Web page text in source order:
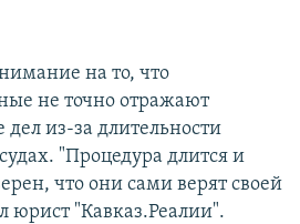
на то, что
не точно отражают
из-за длительности
"Процедура длится и
что они сами верят своей
юрист "Кавказ.Реалии".